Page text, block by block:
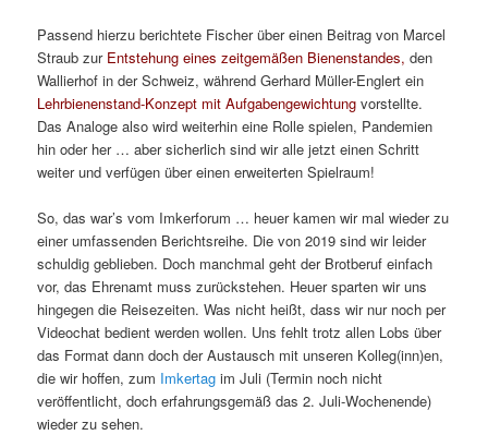
Passend hierzu berichtete Fischer über einen Beitrag von Marcel
Straub zur Entstehung eines zeitgemäßen Bienenstandes, den
Wallierhof in der Schweiz, während Gerhard Müller-Englert ein
Lehrbienenstand-Konzept mit Aufgabengewichtung vorstellte.
Das Analoge also wird weiterhin eine Rolle spielen, Pandemien
hin oder her … aber sicherlich sind wir alle jetzt einen Schritt
weiter und verfügen über einen erweiterten Spielraum!
So, das war’s vom Imkerforum … heuer kamen wir mal wieder zu
einer umfassenden Berichtsreihe. Die von 2019 sind wir leider
schuldig geblieben. Doch manchmal geht der Brotberuf einfach
vor, das Ehrenamt muss zurückstehen. Heuer sparten wir uns
hingegen die Reisezeiten. Was nicht heißt, dass wir nur noch per
Videochat bedient werden wollen. Uns fehlt trotz allen Lobs über
das Format dann doch der Austausch mit unseren Kolleg(inn)en,
die wir hoffen, zum Imkertag im Juli (Termin noch nicht
veröffentlicht, doch erfahrungsgemäß das 2. Juli-Wochenende)
wieder zu sehen.